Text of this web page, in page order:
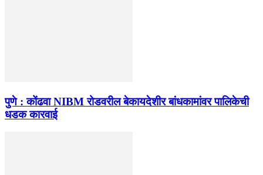
पुणे : कोंढवा NIBM रोडवरील बेकायदेशीर बांधकामांवर पालिकेची
धडक कारवाई